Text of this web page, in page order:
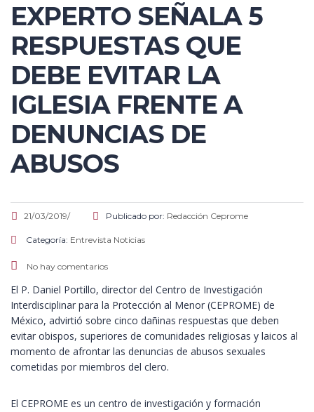
EXPERTO SEÑALA 5
RESPUESTAS QUE
DEBE EVITAR LA
IGLESIA FRENTE A
DENUNCIAS DE
ABUSOS
21/03/2019/ Publicado por: Redacción Ceprome
Categoría: Entrevista Noticias
No hay comentarios
El P. Daniel Portillo, director del Centro de Investigación
Interdisciplinar para la Protección al Menor (CEPROME) de
México, advirtió sobre cinco dañinas respuestas que deben
evitar obispos, superiores de comunidades religiosas y laicos al
momento de afrontar las denuncias de abusos sexuales
cometidas por miembros del clero.
El CEPROME es un centro de investigación y formación